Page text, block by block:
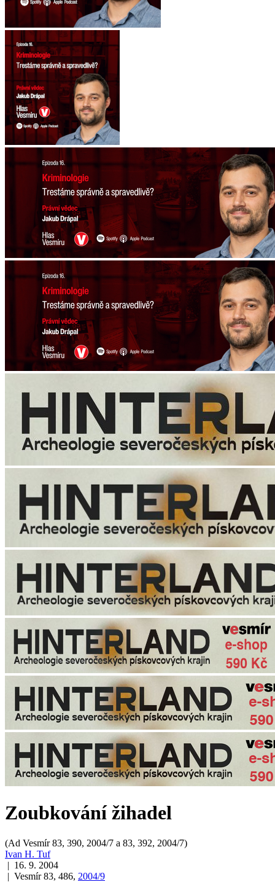
Zoubkování žihadel
(Ad Vesmír 83, 390, 2004/7 a 83, 392, 2004/7)
Ivan H. Tuf
| 16. 9. 2004
| Vesmír 83, 486, 2004/9